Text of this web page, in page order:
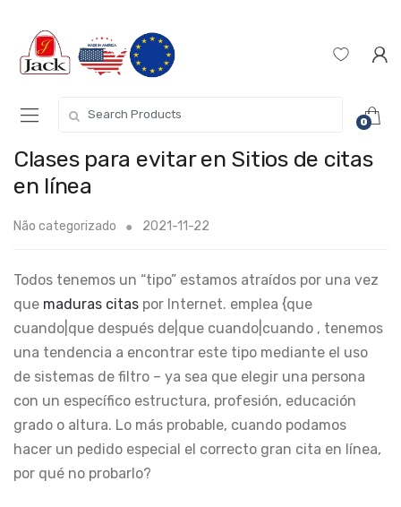
0
Clases para evitar en Sitios de citas
en línea
Não categorizado 2021-11-22
Todos tenemos un “tipo” estamos atraídos por una vez
que maduras citas por Internet. emplea {que
cuando|que después de|que cuando|cuando , tenemos
una tendencia a encontrar este tipo mediante el uso
de sistemas de filtro – ya sea que elegir una persona
con un específico estructura, profesión, educación
grado o altura. Lo más probable, cuando podamos
hacer un pedido especial el correcto gran cita en línea,
por qué no probarlo?